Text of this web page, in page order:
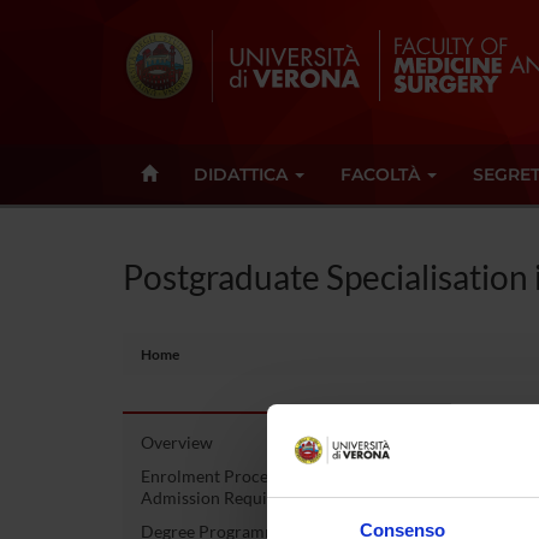
Consenso
DIDATTICA FACOLTÀ
Postgraduate
Home
Overview
Enrolment Procedures and
Admission Requirements
Degree Programme